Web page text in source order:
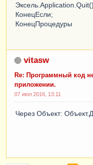
КонецЕсли;
КонецПроцедуры
vitasw
Re: Программный код
приложении.
07 июл 2016, 13:11
Через Объект: